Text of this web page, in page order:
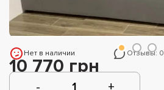
Нет в наличии Отзывы: 0
10 770 грн